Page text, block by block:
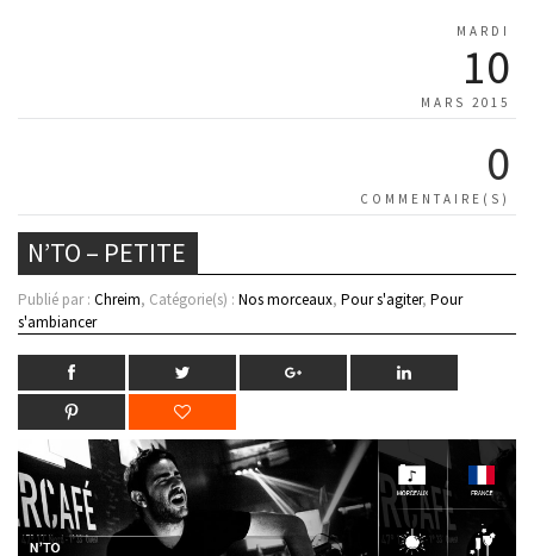
MARDI
10
MARS 2015
0
COMMENTAIRE(S)
N’TO – PETITE
Publié par : Chreim, Catégorie(s) : Nos morceaux, Pour s'agiter, Pour
s'ambiancer